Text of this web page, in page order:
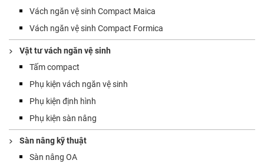
Vách ngăn vệ sinh Compact Maica
Vách ngăn vệ sinh Compact Formica
Vật tư vách ngăn vệ sinh
Tấm compact
Phụ kiện vách ngăn vệ sinh
Phụ kiện định hình
Phụ kiện sàn nâng
Sàn nâng kỹ thuật
Sàn nâng OA